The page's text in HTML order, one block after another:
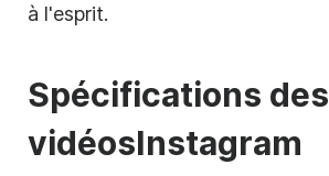
à l'esprit.
Spécifications des
vidéosInstagram